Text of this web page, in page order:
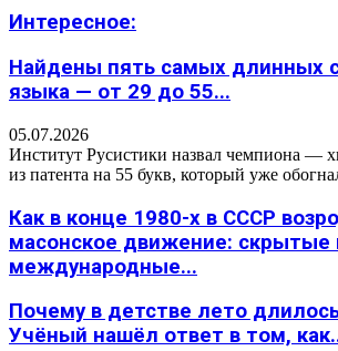
Интересное:
Найдены пять самых длинных
языка — от 29 до 55...
05.07.2026
Институт Русистики назвал чемпиона —
из патента на 55 букв, который уже
Как в конце 1980-х в СССР
масонское движение: скрытые
международные...
Почему в детстве лето
Учёный нашёл ответ в том,